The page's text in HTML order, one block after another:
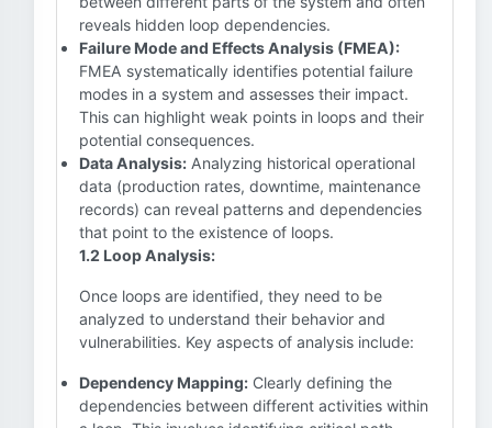
reveals hidden loop dependencies.
Failure Mode and Effects Analysis (FMEA):
FMEA systematically identifies potential failure
modes in a system and assesses their impact.
This can highlight weak points in loops and their
potential consequences.
Data Analysis: Analyzing historical operational
data (production rates, downtime, maintenance
records) can reveal patterns and dependencies
that point to the existence of loops.
1.2 Loop Analysis:
Once loops are identified, they need to be
analyzed to understand their behavior and
vulnerabilities. Key aspects of analysis include:
Dependency Mapping: Clearly defining the
dependencies between different activities within